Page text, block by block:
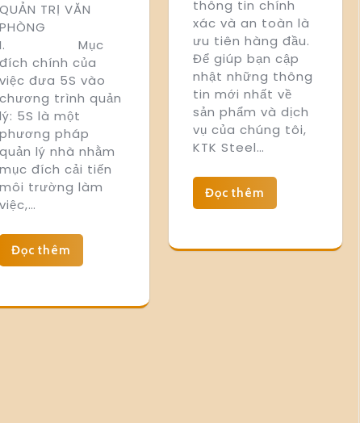
QUẢN TRỊ VĂN
PHÒNG
I. Mục
đích chính của
việc đưa 5S vào
chương trình quản
lý: 5S là một
phương pháp
quản lý nhà nhằm
mục đích cải tiến
môi trường làm
việc,…
Đọc thêm
thông tin chính
xác và an toàn là
ưu tiên hàng đầu.
Để giúp bạn cập
nhật những thông
tin mới nhất về
sản phẩm và dịch
vụ của chúng tôi,
KTK Steel…
Đọc thêm